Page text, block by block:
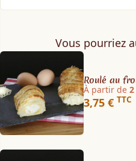
Vous pourriez
Roulé au
À partir de
3,75 € TTC